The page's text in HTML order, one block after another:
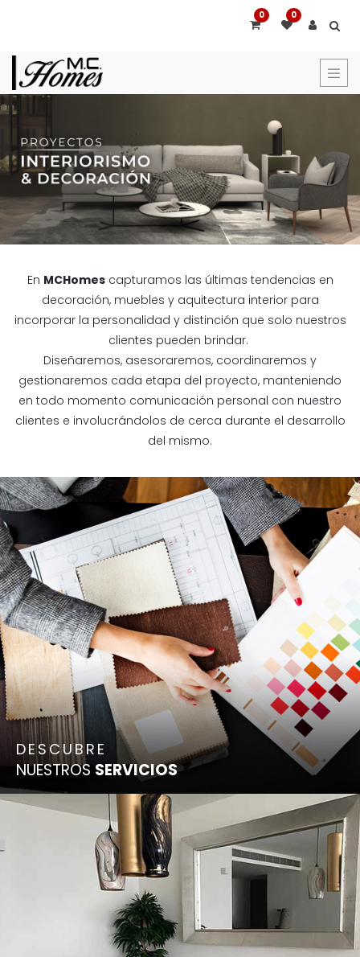
0 0
En MCHomescapturamos las últimas tendencias en
decoración, muebles y aquitectura interior para
incorporar la personalidad y distinción que solo nuestros
clientes pueden brindar.
Diseñaremos, asesoraremos, coordinaremos y
gestionaremos cada etapa del proyecto, manteniendo
en todo momento comunicación personal con nuestro
clientes e involucrándolos de cerca durante el desarrollo
del mismo.
DESCUBRE
NUESTROS SERVICIOS